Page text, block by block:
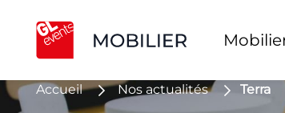
Accueil Nos actualités Terra